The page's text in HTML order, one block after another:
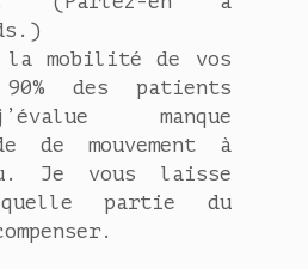
la mobilité de vos
90% des patients
manque
de mouvement à
Je vous laisse
partie du